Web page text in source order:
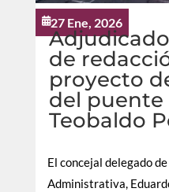
27 Ene, 2026
de
proyecto
del puente
Teobaldo
El concejal delegado
Administrativa,